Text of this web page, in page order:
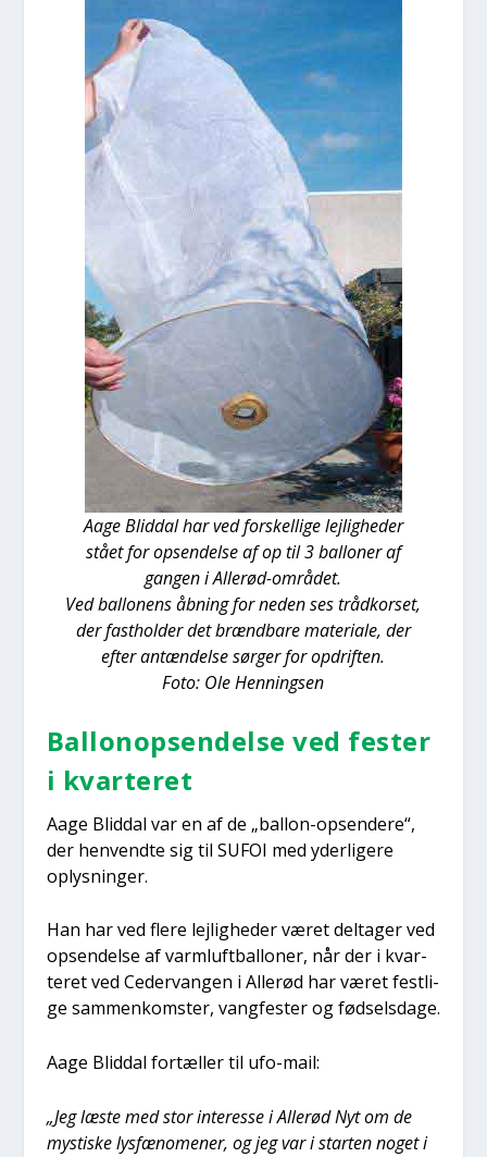
Aage Blid­dal har ved for­skel­li­ge lej­lig­he­der
stå­et for opsen­del­se af op til 3 bal­lo­ner af
gan­gen i Alle­rød-områ­det.
Ved bal­lo­nens åbning for neden ses trå­d­kor­set,
der fast­hol­der det brænd­ba­re mate­ri­a­le, der
efter antæn­del­se sør­ger for opdrif­ten.
Foto: Ole Hen­nings­en
Bal­lo­nop­sen­del­se ved fester
i kvar­te­ret
Aage Blid­dal var en af de „bal­lon-opsen­de­re“,
der hen­vend­te sig til SUFOI med yder­li­ge­re
oplys­nin­ger.
Han har ved fle­re lej­lig­he­der været del­ta­ger ved
opsen­del­se af varm­luft­bal­lo­ner, når der i kvar­
te­ret ved Ceder­van­gen i Alle­rød har været fest­li­
ge sam­men­kom­ster, vang­fe­ster og fød­sels­da­ge.
Aage Blid­dal for­tæl­ler til ufo-mail:
„Jeg læste med stor inter­es­se i Alle­rød Nyt om de
mysti­ske lys­fæ­no­me­ner, og jeg var i star­ten noget i